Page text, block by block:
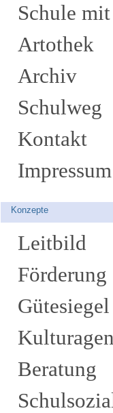
Schule
Artothek
Archiv
Schulweg
Kontakt
Impressum
Konzepte
Leitbild
Förderung
Gütesiegel
Beratung